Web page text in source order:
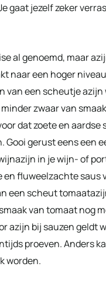
gaat jezelf zeker
al genoemd, maar
naar een hoger
van een scheutje azijn
zwaar van
dat zoete en aardse
Gooi gerust eens een
in je wijn- of
fluweelzachte saus
een scheut
van tomaat nog
azijn bij sauzen geldt
proeven. Anders
worden.